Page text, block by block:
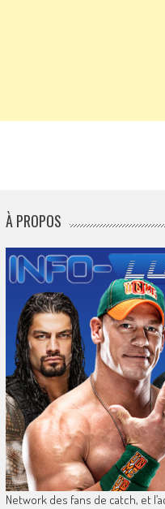
À PROPOS
Network des fans de catch, et